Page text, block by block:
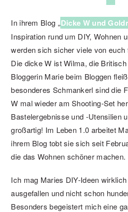
In ihrem Blog „Dicke W und
Inspiration rund um DIY, Wohnen
werden sich sicher viele von euch
Die dicke W ist Wilma, die
Bloggerin Marie beim Bloggen
besonderes Schmankerl sind die
W mal wieder am Shooting-Set
Bastelergebnisse und -Utensilien
großartig! Im Leben 1.0 arbeitet
ihrem Blog tobt sie sich seit
die das Wohnen schöner machen.
Ich mag Maries DIY-Ideen
ausgefallen und nicht schon
Besonders begeistert mich eine